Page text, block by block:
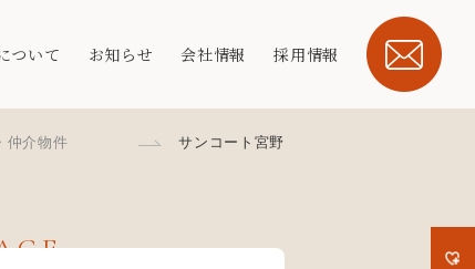
ついて お知らせ 会社情報 採用情報
仲介物件 サンコート宮野